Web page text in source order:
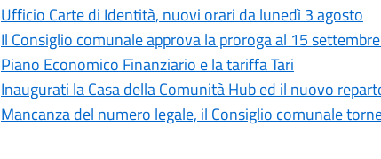
Ufficio Carte di Identità, nuovi orari da lunedì 3 agosto
Il Consiglio comunale approva la proroga al 15
Piano Economico Finanziario e la tariffa Tari
Inaugurati la Casa della Comunità Hub ed il nuovo
Mancanza del numero legale, il Consiglio comunale